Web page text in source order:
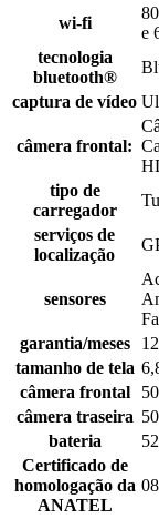
wi-fi
e
tecnologia
bluetooth®
captura de vídeo
câmera frontal:
tipo de
carregador
serviços de
localização
sensores
garantia/meses
12
tamanho de tela
câmera frontal
câmera traseira
bateria
Certificado de
homologação da
ANATEL